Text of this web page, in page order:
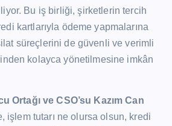
Bu iş birliği, şirketlerin tercih
kartlarıyla ödeme yapmalarına
süreçlerini de güvenli ve verimli
kolayca yönetilmesine imkân
Ortağı ve CSO’su Kazım Can
işlem tutarı ne olursa olsun, kredi